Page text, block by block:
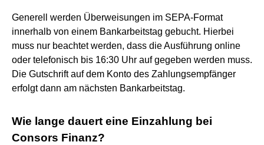
Generell werden Überweisungen im SEPA-Format
innerhalb von einem Bankarbeitstag gebucht. Hierbei
muss nur beachtet werden, dass die Ausführung online
oder telefonisch bis 16:30 Uhr auf gegeben werden muss.
Die Gutschrift auf dem Konto des Zahlungsempfänger
erfolgt dann am nächsten Bankarbeitstag.
Wie lange dauert eine Einzahlung bei
Consors Finanz?